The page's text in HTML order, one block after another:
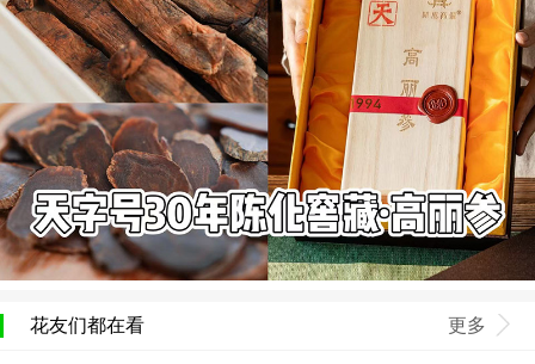
花友们都在看 更多